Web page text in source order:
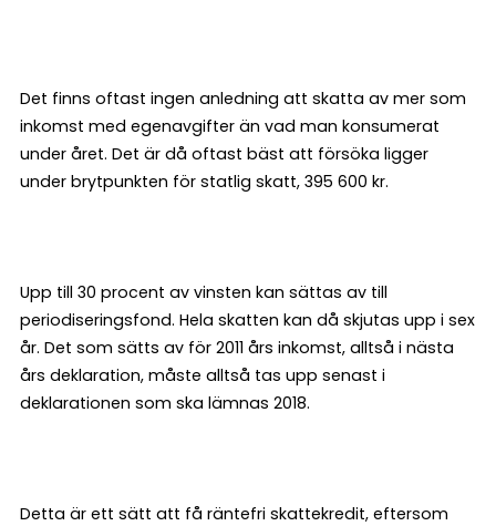
Det finns oftast ingen anledning att skatta av mer som
inkomst med egenavgifter än vad man konsumerat
under året. Det är då oftast bäst att försöka ligger
under brytpunkten för statlig skatt, 395 600 kr.
Upp till 30 procent av vinsten kan sättas av till
periodiseringsfond. Hela skatten kan då skjutas upp i sex
år. Det som sätts av för 2011 års inkomst, alltså i nästa
års deklaration, måste alltså tas upp senast i
deklarationen som ska lämnas 2018.
Detta är ett sätt att få räntefri skattekredit, eftersom